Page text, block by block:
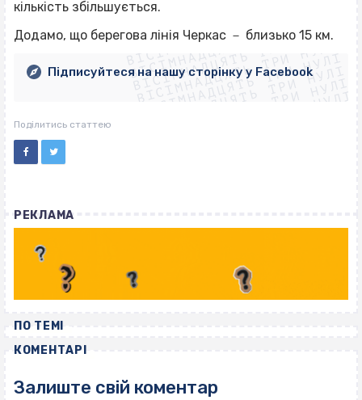
кількість збільшується.
Додамо, що берегова лінія Черкас － близько 15 км.
ВІСІМНАДЦЯТЬ ТРИ НУЛІ
ВІСІМНАДЦЯТЬ ТРИ НУЛІ
ВІСІМНАДЦЯТЬ ТРИ НУЛІ
ВІСІМНАДЦЯТЬ ТРИ НУЛІ
ВІСІМНАДЦЯТЬ ТРИ НУЛІ
ВІСІМНАДЦЯТЬ ТРИ НУЛІ
ВІСІМНАДЦЯТЬ ТРИ НУЛІ
ВІСІМНАДЦЯТЬ ТРИ НУЛІ
Підписуйтеся на нашу сторінку у Facebook
Поділитись статтею
РЕКЛАМА
ПО ТЕМІ
КОМЕНТАРІ
Залиште свій коментар